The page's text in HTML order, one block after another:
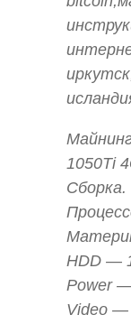
1050Ti
Сборка.
HDD —
Power
Video —